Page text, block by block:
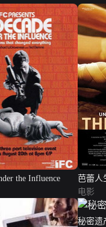
the Influence
芭蕾人
电影
秘密遗